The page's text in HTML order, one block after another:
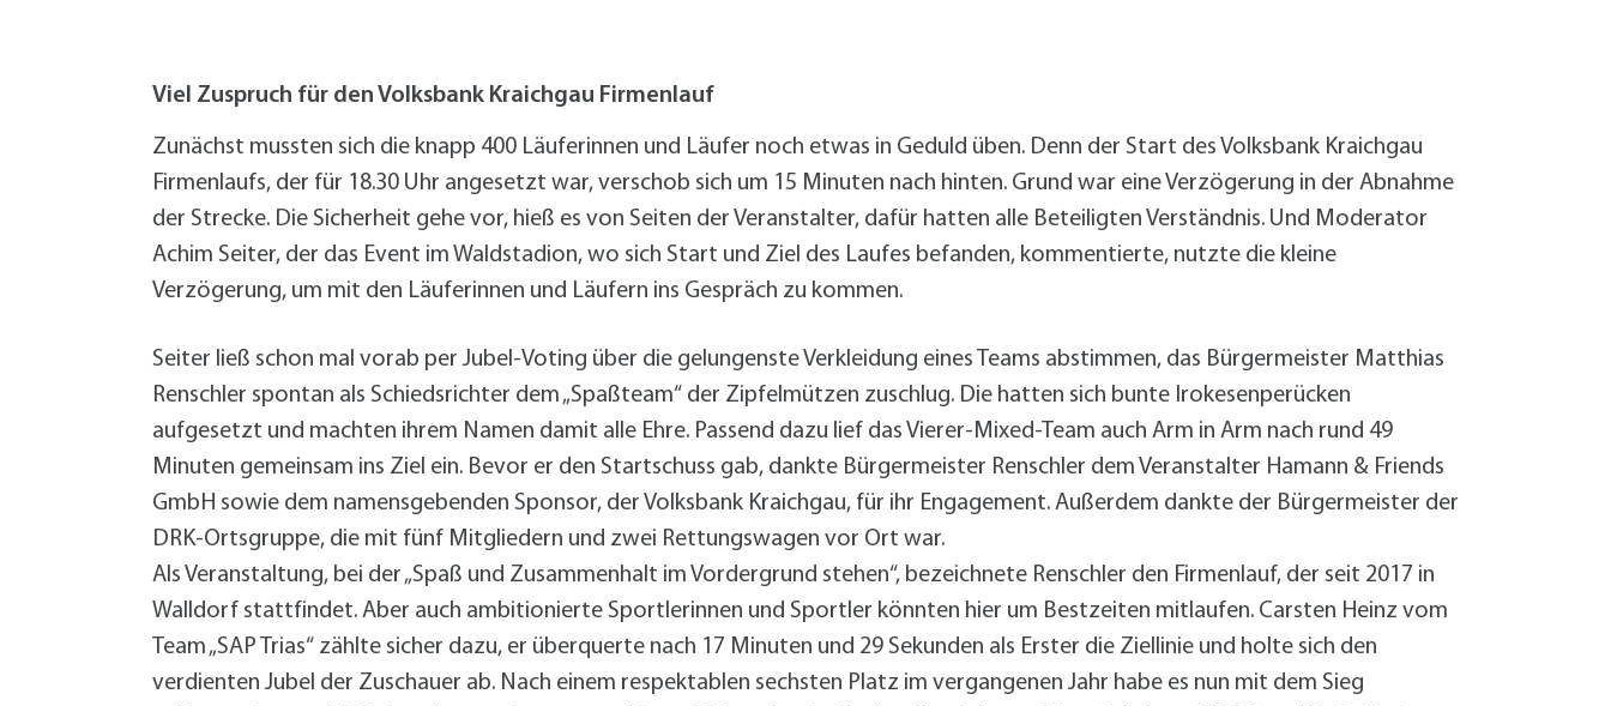
Wegbeschreibung
Zahlen und Fakten
Viel Zuspruch für den Volksbank Kraichgau Firmenlauf
Zunächst mussten sich die knapp 400 Läuferinnen und Läufer noch etwas in Geduld üben. Denn der Start des Volksbank Kraichgau
Firmenlaufs, der für 18.30 Uhr angesetzt war, verschob sich um 15 Minuten nach hinten. Grund war eine Verzögerung in der Abnahme
der Strecke. Die Sicherheit gehe vor, hieß es von Seiten der Veranstalter, dafür hatten alle Beteiligten Verständnis. Und Moderator
Achim Seiter, der das Event im Waldstadion, wo sich Start und Ziel des Laufes befanden, kommentierte, nutzte die kleine
Verzögerung, um mit den Läuferinnen und Läufern ins Gespräch zu kommen.
Seiter ließ schon mal vorab per Jubel-Voting über die gelungenste Verkleidung eines Teams abstimmen, das Bürgermeister Matthias
Renschler spontan als Schiedsrichter dem „Spaßteam“ der Zipfelmützen zuschlug. Die hatten sich bunte Irokesenperücken
aufgesetzt und machten ihrem Namen damit alle Ehre. Passend dazu lief das Vierer-Mixed-Team auch Arm in Arm nach rund 49
Minuten gemeinsam ins Ziel ein. Bevor er den Startschuss gab, dankte Bürgermeister Renschler dem Veranstalter Hamann & Friends
GmbH sowie dem namensgebenden Sponsor, der Volksbank Kraichgau, für ihr Engagement. Außerdem dankte der Bürgermeister der
DRK-Ortsgruppe, die mit fünf Mitgliedern und zwei Rettungswagen vor Ort war.
Als Veranstaltung, bei der „Spaß und Zusammenhalt im Vordergrund stehen“, bezeichnete Renschler den Firmenlauf, der seit 2017 in
Walldorf stattfindet. Aber auch ambitionierte Sportlerinnen und Sportler könnten hier um Bestzeiten mitlaufen. Carsten Heinz vom
Team „SAP Trias“ zählte sicher dazu, er überquerte nach 17 Minuten und 29 Sekunden als Erster die Ziellinie und holte sich den
verdienten Jubel der Zuschauer ab. Nach einem respektablen sechsten Platz im vergangenen Jahr habe es nun mit dem Sieg